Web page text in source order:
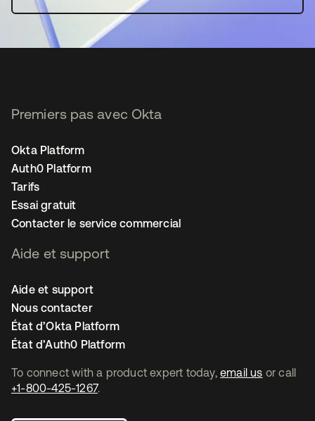
To connect with a product expert today, email us or call
+1-800-425-1267.
Premiers pas avec Okta
Okta Platform
Auth0 Platform
Tarifs
Essai gratuit
Contacter le service commercial
Aide et support
Aide et support
Nous contacter
État d’Okta Platform
État d’Auth0 Platform